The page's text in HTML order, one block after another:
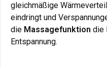
gleichmäßige
eindringt und
die Massagefunktion die
Entspannung.
gleichmäßige
eindringt und
die Massagefunktion die
Entspannung.